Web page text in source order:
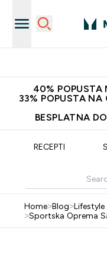
40% POPUSTA
33% POPUSTA
BESPLATNA
RECEPTI
Home>Blog>Lifestyle
>Sportska Oprema